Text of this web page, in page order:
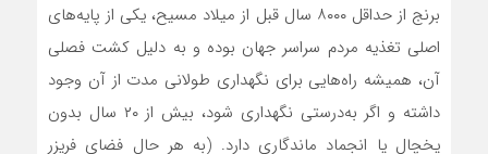
برنج از حداقل ۸۰۰۰ سال قبل از میلاد مسیح، یکی از پایه‌های
اصلی تغذیه مردم سراسر جهان بوده و به دلیل کشت فصلی
آن، همیشه راه‌هایی برای نگهداری طولانی مدت از آن وجود
داشته و اگر به‌درستی نگهداری شود، بیش از ۲۰ سال بدون
یخچال یا انجماد ماندگاری دارد. (به هر حال فضای فریزر